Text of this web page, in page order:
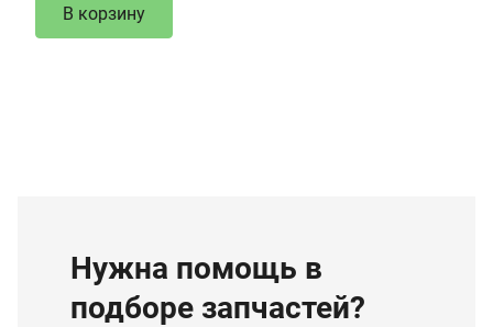
В корзину
Нужна помощь в
подборе запчастей?